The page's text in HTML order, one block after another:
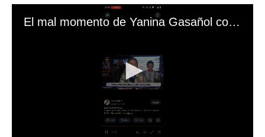
El mal momento de Yanina Gasañol con un hincha argentino en "Subrayado"